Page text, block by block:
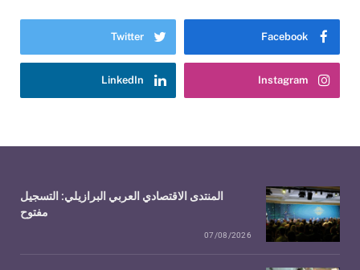
Facebook
Twitter
Instagram
LinkedIn
المنتدى الاقتصادي العربي البرازيلي: التسجيل
مفتوح
07/08/2026